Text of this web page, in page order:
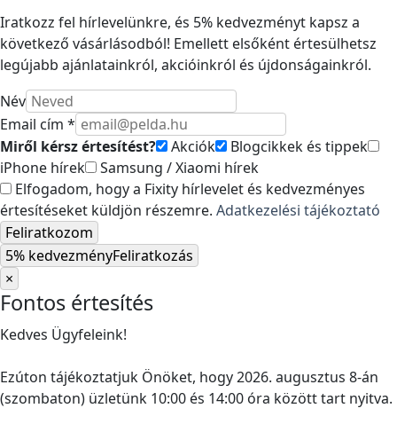
Iratkozz fel hírlevelünkre, és 5% kedvezményt kapsz a
következő vásárlásodból! Emellett elsőként értesülhetsz
legújabb ajánlatainkról, akcióinkról és újdonságainkról.
Név
Email cím *
Miről kérsz értesítést?
Akciók
Blogcikkek és tippek
iPhone hírek
Samsung / Xiaomi hírek
Elfogadom, hogy a Fixity hírlevelet és kedvezményes
értesítéseket küldjön részemre. Adatkezelési tájékoztató
Feliratkozom
5% kedvezményFeliratkozás
×
Fontos értesítés
Kedves Ügyfeleink!
Ezúton tájékoztatjuk Önöket, hogy 2026. augusztus 8-án
(szombaton) üzletünk 10:00 és 14:00 óra között tart nyitva.